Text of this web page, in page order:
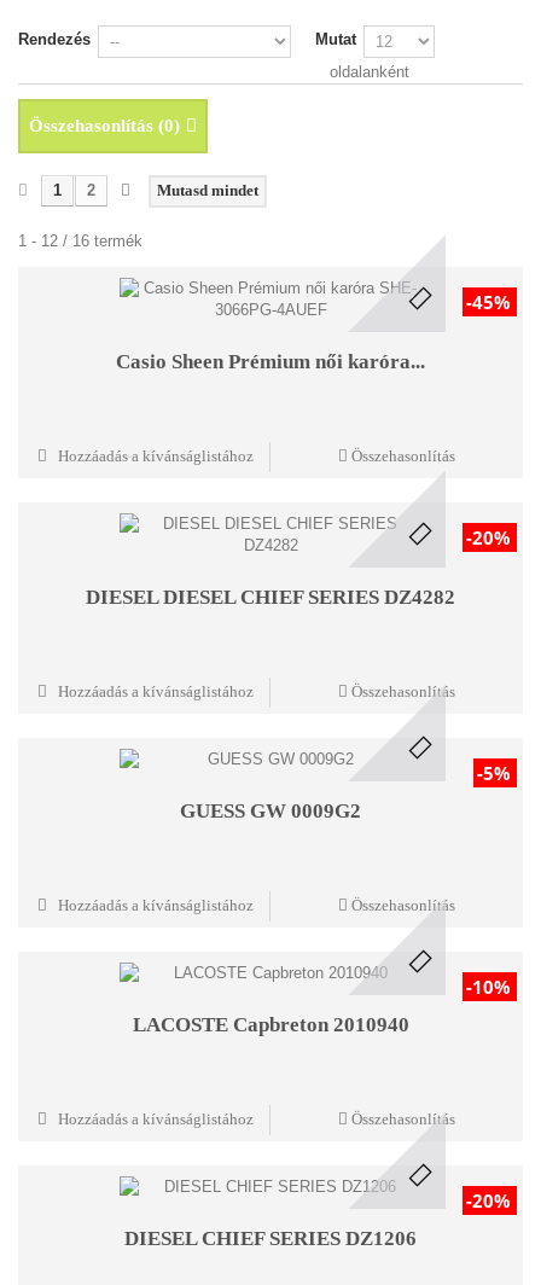
Rendezés
Mutat
oldalanként
Összehasonlítás (0)
Mutasd mindet
1 2
1 - 12 / 16 termék
Casio Sheen Prémium női karóra...
-45%
Hozzáadás a kívánságlistához Összehasonlítás
DIESEL DIESEL CHIEF SERIES DZ4282
-20%
Hozzáadás a kívánságlistához Összehasonlítás
GUESS GW 0009G2
-5%
Hozzáadás a kívánságlistához Összehasonlítás
LACOSTE Capbreton 2010940
-10%
Hozzáadás a kívánságlistához Összehasonlítás
DIESEL CHIEF SERIES DZ1206
-20%